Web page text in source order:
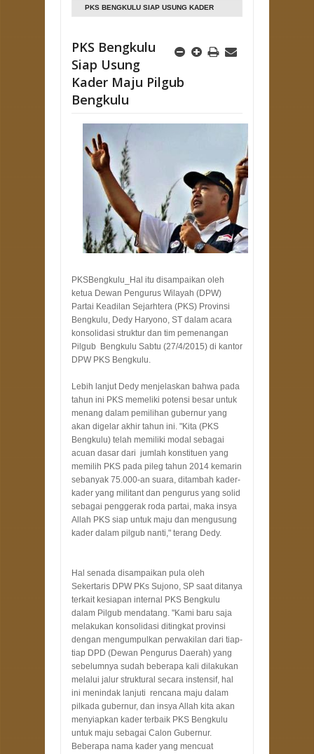
PKS BENGKULU SIAP USUNG KADER
PKS Bengkulu
Siap Usung
Kader Maju Pilgub
Bengkulu
PKSBengkulu_Hal itu disampaikan oleh
ketua Dewan Pengurus Wilayah (DPW)
Partai Keadilan Sejarhtera (PKS) Provinsi
Bengkulu, Dedy Haryono, ST dalam acara
konsolidasi struktur dan tim pemenangan
Pilgub Bengkulu Sabtu (27/4/2015) di kantor
DPW PKS Bengkulu.
Lebih lanjut Dedy menjelaskan bahwa pada
tahun ini PKS memeliki potensi besar untuk
menang dalam pemilihan gubernur yang
akan digelar akhir tahun ini. "Kita (PKS
Bengkulu) telah memiliki modal sebagai
acuan dasar dari jumlah konstituen yang
memilih PKS pada pileg tahun 2014 kemarin
sebanyak 75.000-an suara, ditambah kader-
kader yang militant dan pengurus yang solid
sebagai penggerak roda partai, maka insya
Allah PKS siap untuk maju dan mengusung
kader dalam pilgub nanti," terang Dedy.
Hal senada disampaikan pula oleh
Sekertaris DPW PKs Sujono, SP saat ditanya
terkait kesiapan internal PKS Bengkulu
dalam Pilgub mendatang. "Kami baru saja
melakukan konsolidasi ditingkat provinsi
dengan mengumpulkan perwakilan dari tiap-
tiap DPD (Dewan Pengurus Daerah) yang
sebelumnya sudah beberapa kali dilakukan
melalui jalur struktural secara instensif, hal
ini menindak lanjuti rencana maju dalam
pilkada gubernur, dan insya Allah kita akan
menyiapkan kader terbaik PKS Bengkulu
untuk maju sebagai Calon Gubernur.
Beberapa nama kader yang mencuat